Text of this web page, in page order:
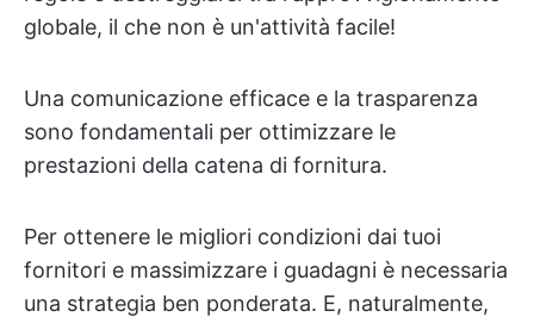
globale, il che non è un'attività facile!
Una comunicazione efficace e la trasparenza
sono fondamentali per ottimizzare le
prestazioni della catena di fornitura.
Per ottenere le migliori condizioni dai tuoi
fornitori e massimizzare i guadagni è necessaria
una strategia ben ponderata. E, naturalmente,